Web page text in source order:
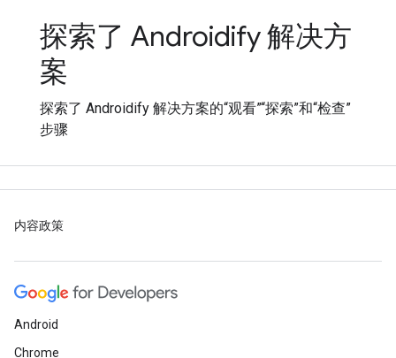
探索了 Androidify 解决方
案
探索了 Androidify 解决方案的“观看”“探索”和“检查”
步骤
内容政策
Android
Chrome